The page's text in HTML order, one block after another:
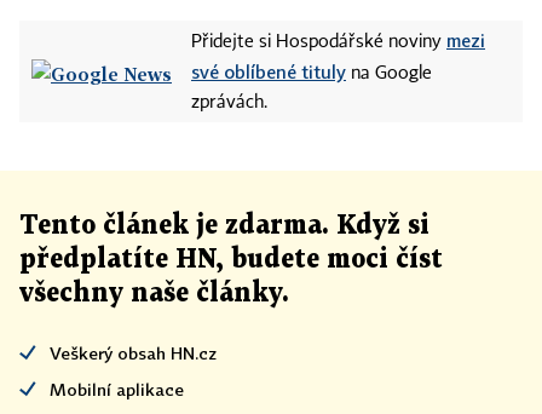
Přidejte si Hospodářské noviny mezi
své oblíbené tituly na Google
zprávách.
Tento článek je zdarma. Když si
předplatíte HN, budete moci číst
všechny naše články.
Veškerý obsah HN.cz
Mobilní aplikace